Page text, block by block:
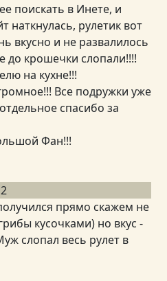
поискать в Инете, и
наткнулась, рулетик вот
вкусно и не развалилось
до крошечки слопали!!!!
на кухне!!!
Все подружки уже
спасибо за
Фан!!!
прямо скажем не
кусочками) но вкус -
слопал весь рулет в